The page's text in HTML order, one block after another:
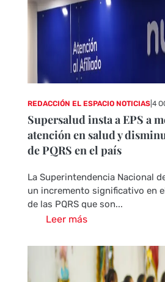
REDACCIÓN EL ESPACIO NOTICIAS| 4
Supersalud insta a EPS a
atención en salud y
de PQRS en el país
La Superintendencia Nacional
un incremento significativo en
de las PQRS que son...
Leer más